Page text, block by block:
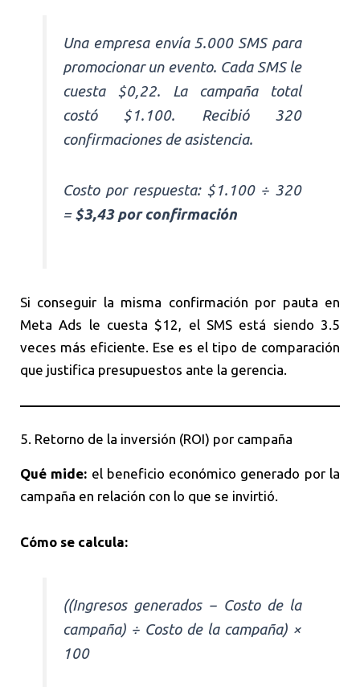
Una empresa envía 5.000 SMS para
promocionar un evento. Cada SMS le
cuesta $0,22. La campaña total
costó $1.100. Recibió 320
confirmaciones de asistencia.
Costo por respuesta: $1.100 ÷ 320
=$3,43 por confirmación
Si conseguir la misma confirmación por pauta en
Meta Ads le cuesta $12, el SMS está siendo 3.5
veces más eficiente. Ese es el tipo de comparación
que justifica presupuestos ante la gerencia.
5. Retorno de la inversión (ROI) por campaña
Qué mide: el beneficio económico generado por la
campaña en relación con lo que se invirtió.
Cómo se calcula:
((Ingresos generados − Costo de la
campaña) ÷ Costo de la campaña) ×
100